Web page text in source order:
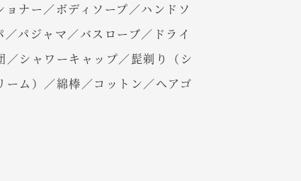
ョナー／ボディソープ／ハンドソ
／パジャマ／バスローブ／ドライ
／シャワーキャップ／髭剃り（シ
ーム）／綿棒／コットン／ヘアゴ